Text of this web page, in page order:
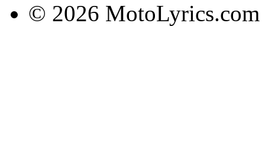
© 2026 MotoLyrics.com